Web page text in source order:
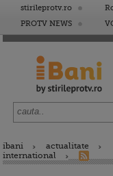
stirileprotv.ro
PROTV NEWS
ibani
actualitate
international